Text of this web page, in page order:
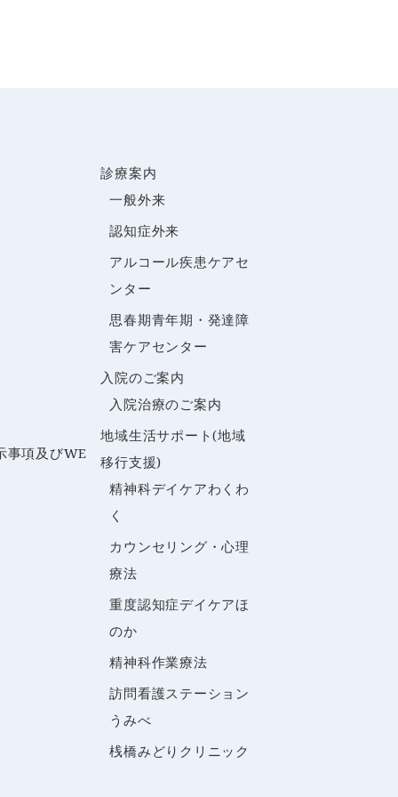
事項及びWE
診療案内
一般外来
認知症外来
アルコール疾患ケアセ
ンター
思春期青年期・発達障
害ケアセンター
入院のご案内
入院治療のご案内
地域生活サポート(地域
移行支援)
精神科デイケアわくわ
く
カウンセリング・心理
療法
重度認知症デイケアほ
のか
精神科作業療法
訪問看護ステーション
うみべ
桟橋みどりクリニック